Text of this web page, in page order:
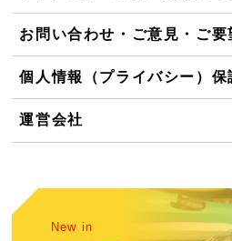
お問い合わせ・ご意見・ご要
個人情報（プライバシー）保
運営会社
New in